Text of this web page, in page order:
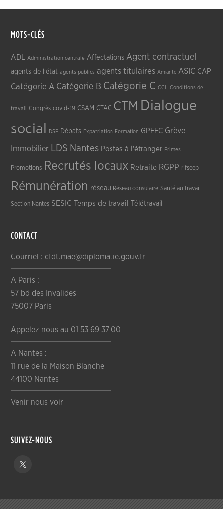
MOTS-CLÉS
ADL Administration centrale Affectations Agent contractuel
agents de l'état agents publics agents titulaires Amiante ASIC CAP
Catégorie A Catégorie B Catégorie C CCL Conditions de
travail Congrès covid-19 CSAM CTAC CTM Dialogue
social
DSP Débats Expatriation Formation GPEEC Grève
Immobilier LDS Nantes Postes à l'étranger Primes
Promotions Recrutés locaux Retraite RGPP rifseep
Rémunération réseau Réseau consulaire Santé au travail
Section Nantes SESIC Temps de travail Télétravail
CONTACT
Courriel : cfdt.mae@diplomatie.gouv.fr
A Paris :
57 bd des Invalides
75007 Paris
Appelez nous au 01 53 69 37 00
A Nantes :
11 rue de la Maison Blanche
44100 Nantes
Venir nous voir
SUIVEZ-NOUS